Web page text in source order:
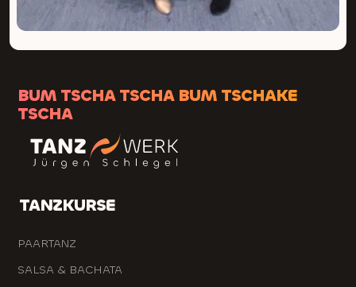
BUM TSCHA TSCHA BUM TSCHAKE
TSCHA
TANZKURSE
PAARTANZ
SALSA & BACHATA